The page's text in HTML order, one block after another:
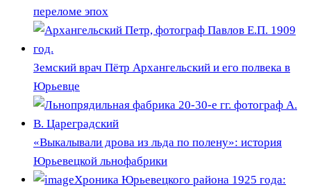
переломе эпох
Земский врач Пётр Архангельский и его полвека в
Юрьевце
«Выкалывали дрова из льда по полену»: история
Юрьевецкой льнофабрики
Хроника Юрьевецкого района 1925 года: